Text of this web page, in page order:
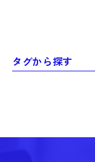
タグから探す